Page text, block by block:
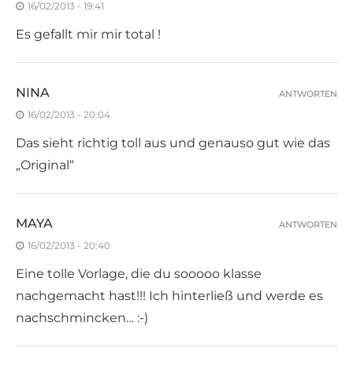
16/02/2013 - 19:41
Es gefallt mir mir total !
NINA
16/02/2013 - 20:04
Das sieht richtig toll aus und genauso gut wie das
„Original“
ANTWORTEN
MAYA
16/02/2013 - 20:40
Eine tolle Vorlage, die du sooooo klasse
nachgemacht hast!!! Ich hinterließ und werde es
nachschmincken… :-)
ANTWORTEN